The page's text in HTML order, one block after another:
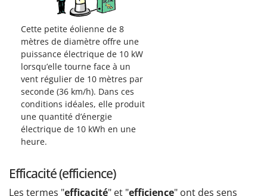
Cette petite éolienne de 8
mètres de diamètre offre une
puissance électrique de 10 kW
lorsqu’elle tourne face à un
vent régulier de 10 mètres par
seconde (36 km/h). Dans ces
conditions idéales, elle produit
une quantité d’énergie
électrique de 10 kWh en une
heure.
Efficacité (efficience)
Les termes "efficacité" et "efficience" ont des sens